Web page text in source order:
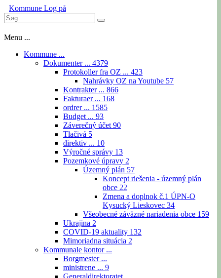
Kommune Log på
Menu ...
Kommune ...
Dokumenter ... 4379
Protokoller fra OZ ... 423
Nahrávky OZ na Youtube 57
Kontrakter ... 866
Fakturaer ... 168
ordrer ... 1585
Budget ... 93
Záverečný účet 90
Tlačivá 5
direktiv ... 10
Výročné správy 13
Pozemkové úpravy 2
Územný plán 57
Koncept riešenia - územný plán
obce 22
Zmena a doplnok č.1 ÚPN-O
Kysucký Lieskovec 34
Všeobecné záväzné nariadenia obce 159
Ukrajina 2
COVID-19 aktuality 132
Mimoriadna situácia 2
Kommunale kontor ...
Borgmester ...
ministrene ... 9
Generaldirektoratet ...